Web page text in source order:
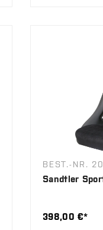
BEST.-NR.
Sandtler
398,00 €*